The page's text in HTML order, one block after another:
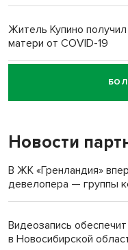
Житель Купино
матери от COVID-19
Новосибирский суд
пенсионерки на вокзале
Новости
В ЖК «Гренландия»
девелопера — группы
Видеозапись
в Новосибирской